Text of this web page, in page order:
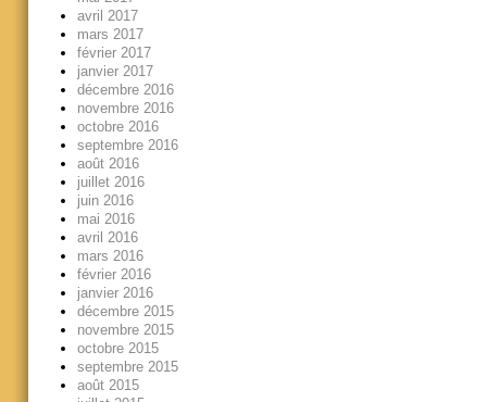
avril 2017
mars 2017
février 2017
janvier 2017
décembre 2016
novembre 2016
octobre 2016
septembre 2016
août 2016
juillet 2016
juin 2016
mai 2016
avril 2016
mars 2016
février 2016
janvier 2016
décembre 2015
novembre 2015
octobre 2015
septembre 2015
août 2015